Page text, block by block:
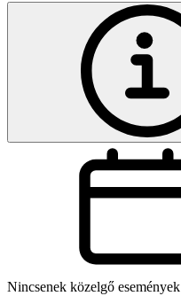
Nincsenek közelgő események